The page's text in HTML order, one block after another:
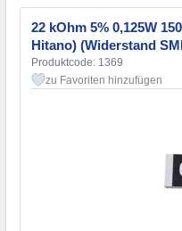
22 kOhm 5% 0,125W
Hitano) (Widerstand
Produktcode: 1369
zu Favoriten hinzufügen